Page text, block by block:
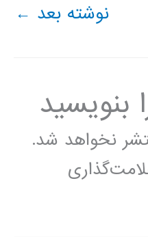
نوشته بعد ←
بنویسید
نخواهد شد.